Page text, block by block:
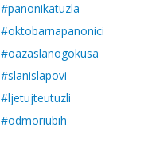
#panonikatuzla
#oktobarnapanonici
#oazaslanogokusa
#slanislapovi
#ljetujteutuzli
#odmoriubih